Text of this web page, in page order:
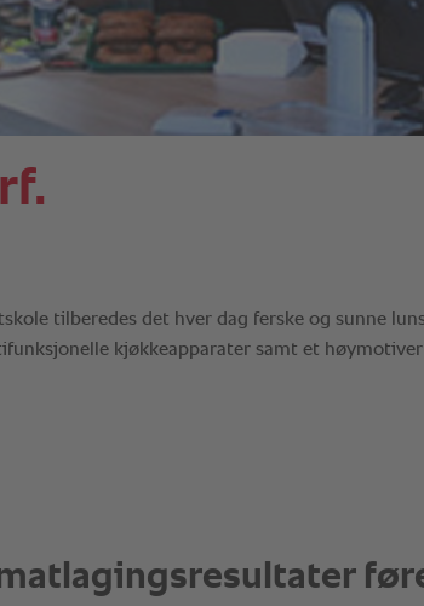
tilberedes det hver dag ferske og sunne
kjøkkeapparater samt et